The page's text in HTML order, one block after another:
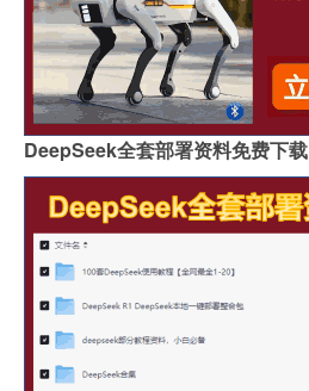
DeepSeek全套部署资料免费下载